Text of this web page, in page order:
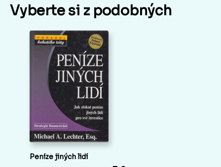
Vyberte si z podobných
Peníze jiných lidí